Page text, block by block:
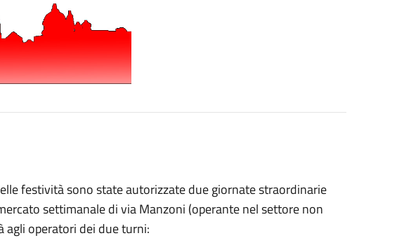
festività sono state autorizzate due giornate straordinarie
settimanale di via Manzoni (operante nel settore non
operatori dei due turni: